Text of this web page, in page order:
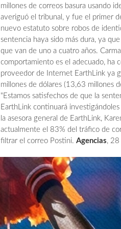
millones de correos basura usando
averiguó el tribunal, y fue el primer
nuevo estatuto sobre robos de
sentencia haya sido más dura, ya
que van de uno a cuatro años.
comportamiento es el adecuado, ha
proveedor de Internet EarthLink ya
millones de dólares (13,63 millones
"Estamos satisfechos de que la
EarthLink continuará
la asesora general de EarthLink,
actualmente el 83% del tráfico de
filtrar el correo Postini. Agencias,